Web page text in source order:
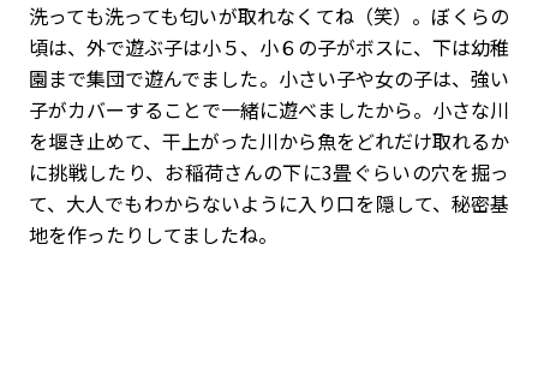
洗っても洗っても匂いが取れなくてね（笑）。ぼくらの
頃は、外で遊ぶ子は小５、小６の子がボスに、下は幼稚
園まで集団で遊んでました。小さい子や女の子は、強い
子がカバーすることで一緒に遊べましたから。小さな川
を堰き止めて、干上がった川から魚をどれだけ取れるか
に挑戦したり、お稲荷さんの下に3畳ぐらいの穴を掘っ
て、大人でもわからないように入り口を隠して、秘密基
地を作ったりしてましたね。